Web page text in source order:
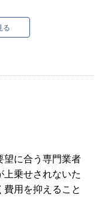
る
望に合う専門業者
乗せされないた
用を抑えること